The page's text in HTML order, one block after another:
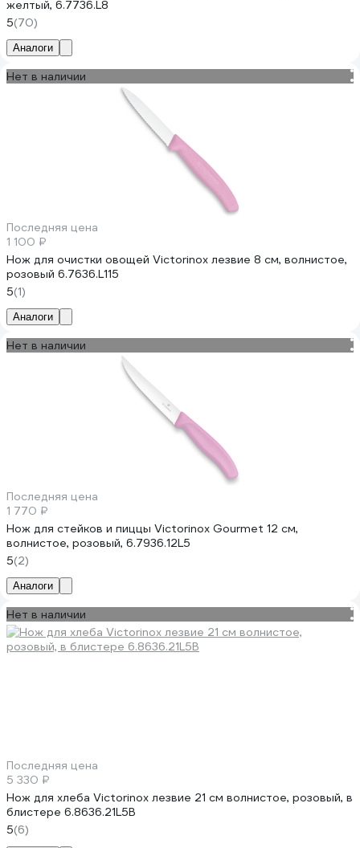
желтый, 6.7736.L8
5(70)
Аналоги
Нет в наличии
Последняя цена
1 100 ₽
Нож для очистки овощей Victorinox лезвие 8 см, волнистое,
розовый 6.7636.L115
5(1)
Аналоги
Нет в наличии
Последняя цена
1 770 ₽
Нож для стейков и пиццы Victorinox Gourmet 12 см,
волнистое, розовый, 6.7936.12L5
5(2)
Аналоги
Нет в наличии
Последняя цена
5 330 ₽
Нож для хлеба Victorinox лезвие 21 см волнистое, розовый, в
блистере 6.8636.21L5B
5(6)